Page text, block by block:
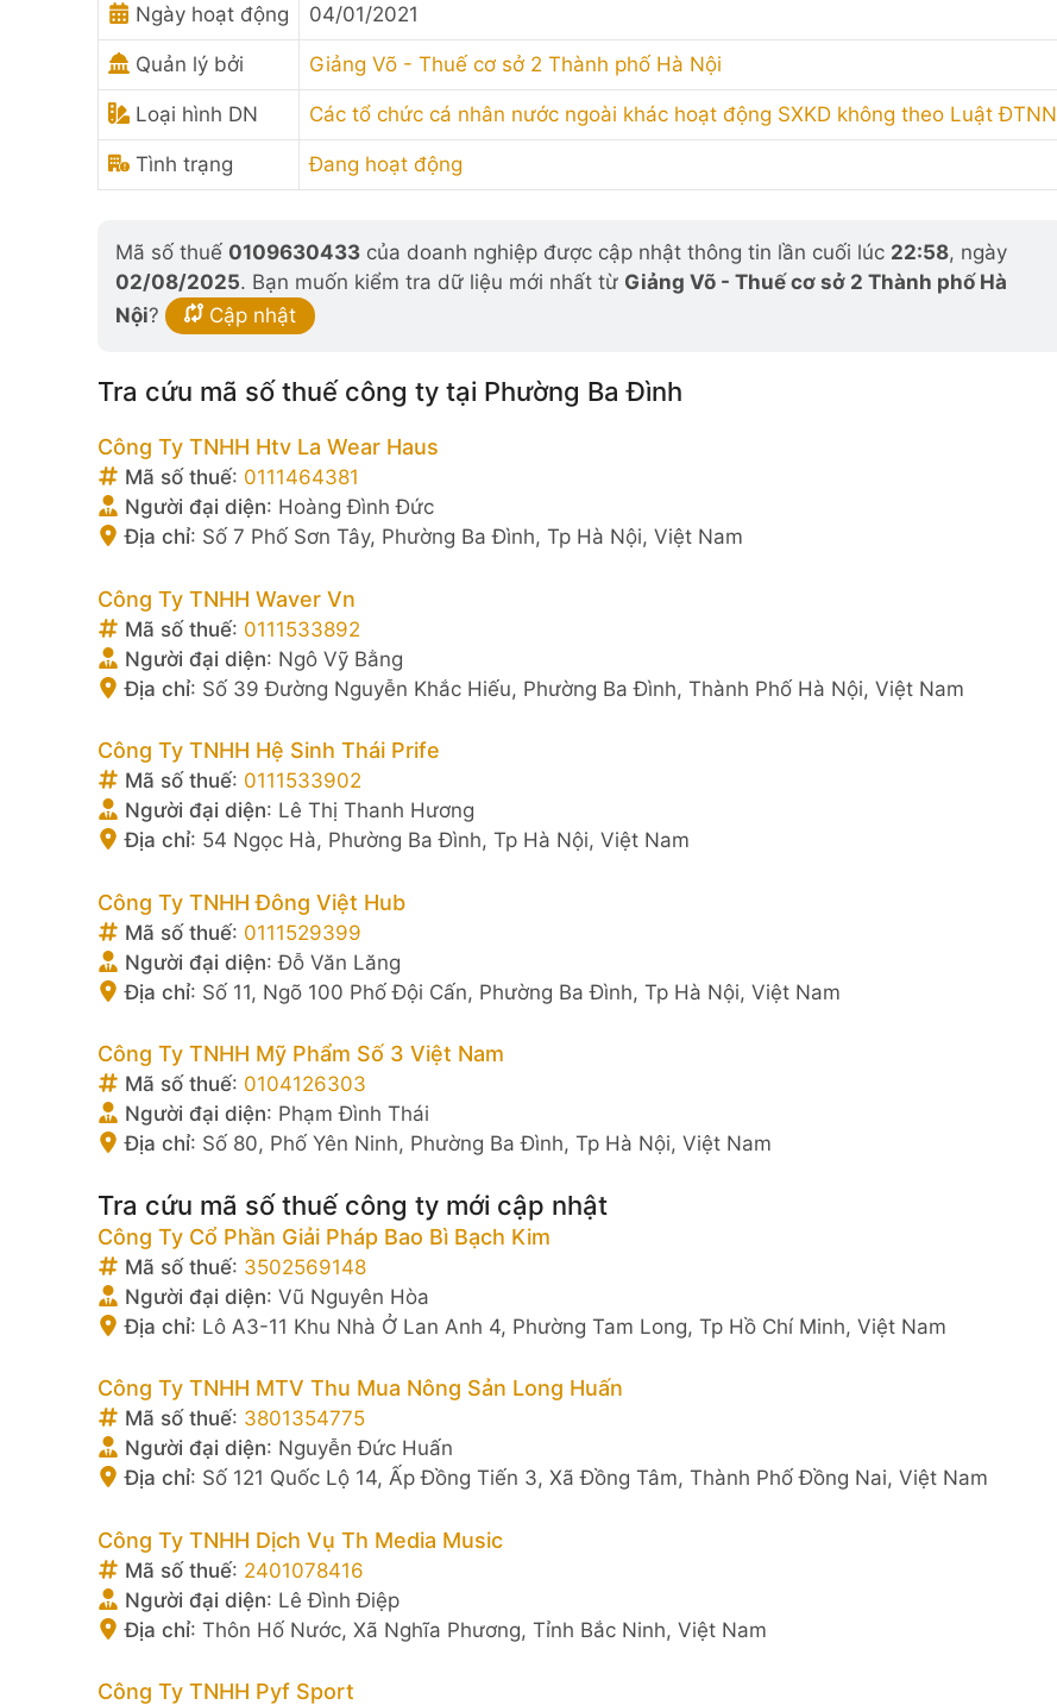
Ngày hoạt động 04/01/2021
Quản lý bởi Giảng Võ - Thuế cơ sở 2 Thành phố Hà Nội
Loại hình DN Các tổ chức cá nhân nước ngoài khác hoạt động SXKD không theo Luật ĐTNN
Tình trạng Đang hoạt động
Mã số thuế 0109630433 của doanh nghiệp được cập nhật thông tin lần cuối lúc 22:58, ngày
02/08/2025. Bạn muốn kiểm tra dữ liệu mới nhất từ Giảng Võ - Thuế cơ sở 2 Thành phố Hà
Nội? Cập nhật
Tra cứu mã số thuế công ty tại Phường Ba Đình
Công Ty TNHH Htv La Wear Haus
Mã số thuế: 0111464381
Người đại diện: Hoàng Đình Đức
Địa chỉ: Số 7 Phố Sơn Tây, Phường Ba Đình, Tp Hà Nội, Việt Nam
Công Ty TNHH Waver Vn
Mã số thuế: 0111533892
Người đại diện: Ngô Vỹ Bằng
Địa chỉ: Số 39 Đường Nguyễn Khắc Hiếu, Phường Ba Đình, Thành Phố Hà Nội, Việt Nam
Công Ty TNHH Hệ Sinh Thái Prife
Mã số thuế: 0111533902
Người đại diện: Lê Thị Thanh Hương
Địa chỉ: 54 Ngọc Hà, Phường Ba Đình, Tp Hà Nội, Việt Nam
Công Ty TNHH Đông Việt Hub
Mã số thuế: 0111529399
Người đại diện:Đỗ Văn Lăng
Địa chỉ: Số 11, Ngõ 100 Phố Đội Cấn, Phường Ba Đình, Tp Hà Nội, Việt Nam
Công Ty TNHH Mỹ Phẩm Số 3 Việt Nam
Mã số thuế: 0104126303
Người đại diện: Phạm Đình Thái
Địa chỉ: Số 80, Phố Yên Ninh, Phường Ba Đình, Tp Hà Nội, Việt Nam
Tra cứu mã số thuế công ty mới cập nhật
Công Ty Cổ Phần Giải Pháp Bao Bì Bạch Kim
Mã số thuế: 3502569148
Người đại diện: Vũ Nguyên Hòa
Địa chỉ: Lô A3-11 Khu Nhà Ở Lan Anh 4, Phường Tam Long, Tp Hồ Chí Minh, Việt Nam
Công Ty TNHH MTV Thu Mua Nông Sản Long Huấn
Mã số thuế: 3801354775
Người đại diện: Nguyễn Đức Huấn
Địa chỉ: Số 121 Quốc Lộ 14, Ấp Đồng Tiến 3, Xã Đồng Tâm, Thành Phố Đồng Nai, Việt Nam
Công Ty TNHH Dịch Vụ Th Media Music
Mã số thuế: 2401078416
Người đại diện: Lê Đình Điệp
Địa chỉ: Thôn Hố Nước, Xã Nghĩa Phương, Tỉnh Bắc Ninh, Việt Nam
Công Ty TNHH Pyf Sport